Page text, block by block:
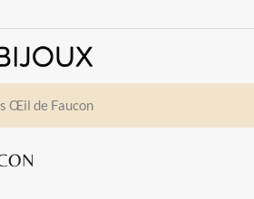
Œil de Faucon